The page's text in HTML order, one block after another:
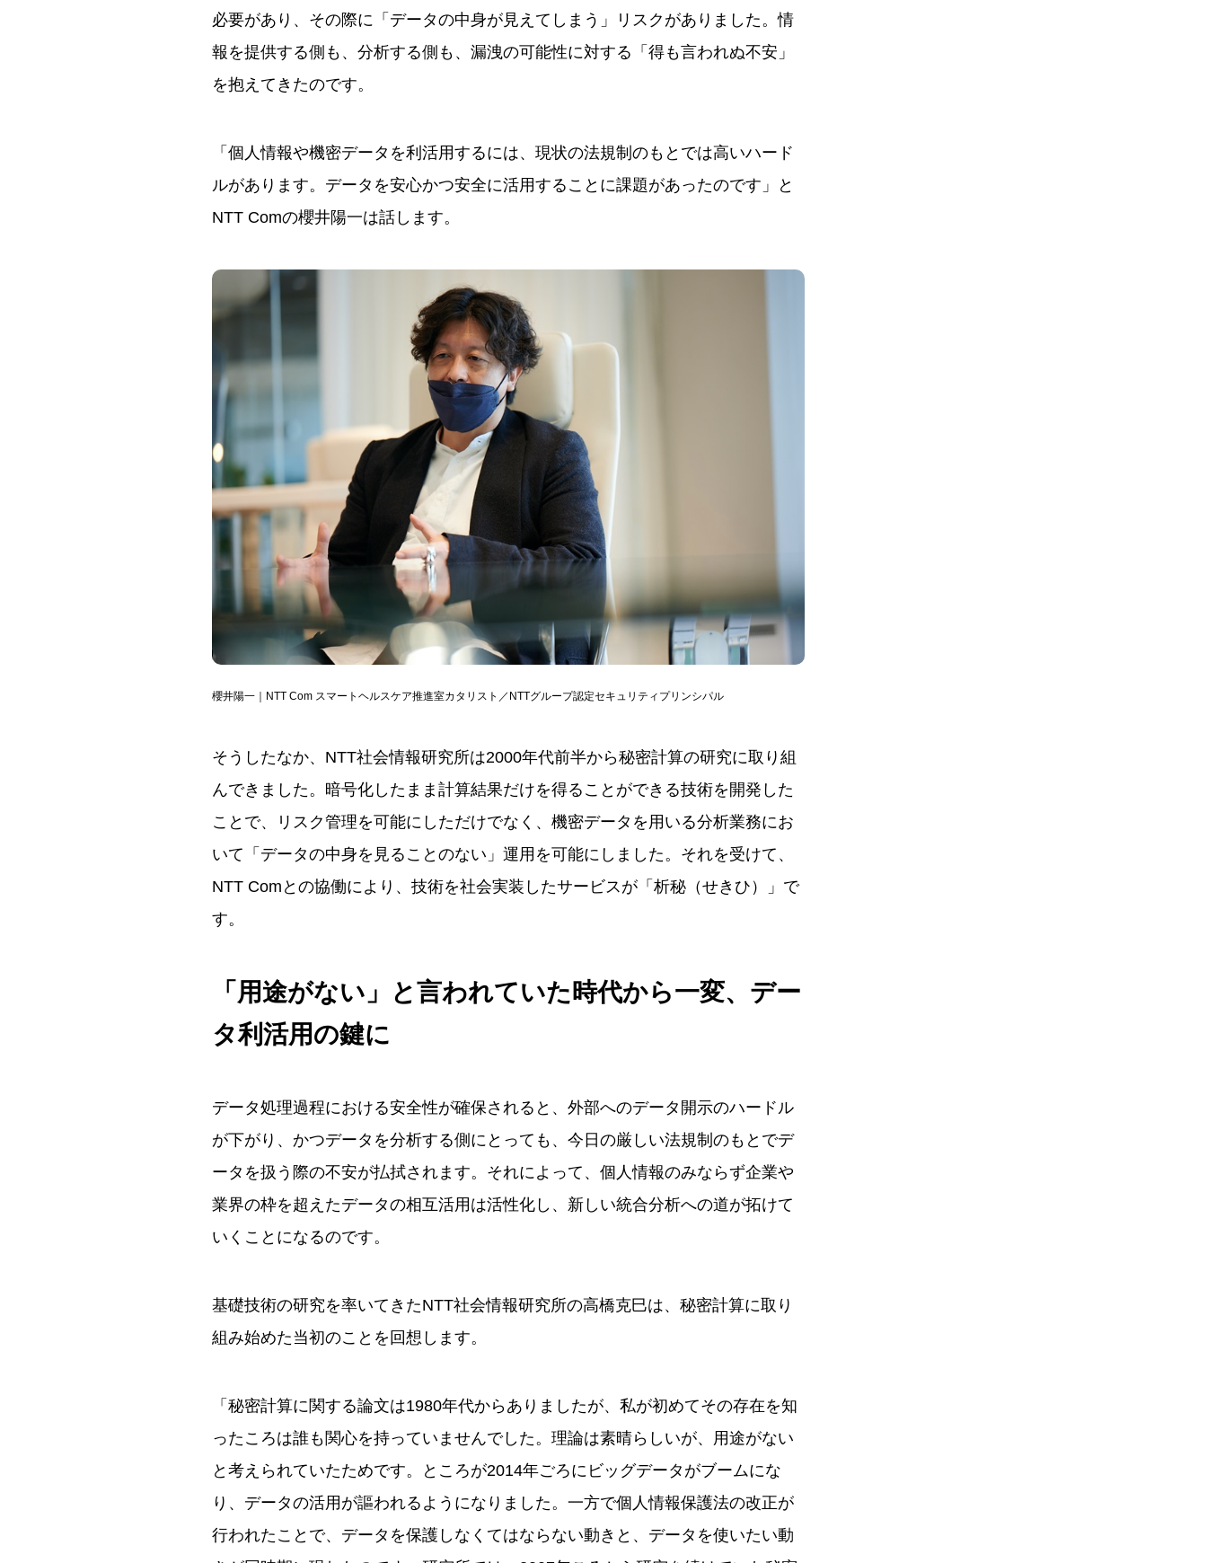
必要があり、その際に「データの中身が見えてしまう」リスクがありました。情
報を提供する側も、分析する側も、漏洩の可能性に対する「得も言われぬ不安」
を抱えてきたのです。
「個人情報や機密データを利活用するには、現状の法規制のもとでは高いハード
ルがあります。データを安心かつ安全に活用することに課題があったのです」と
NTT Comの櫻井陽一は話します。
櫻井陽一｜NTT Com スマートヘルスケア推進室カタリスト／NTTグループ認定セキュリティプリンシパル
そうしたなか、NTT社会情報研究所は2000年代前半から秘密計算の研究に取り組
んできました。暗号化したまま計算結果だけを得ることができる技術を開発した
ことで、リスク管理を可能にしただけでなく、機密データを用いる分析業務にお
いて「データの中身を見ることのない」運用を可能にしました。それを受けて、
NTT Comとの協働により、技術を社会実装したサービスが「析秘（せきひ）」で
す。
「用途がない」と言われていた時代から一変、デー
タ利活用の鍵に
データ処理過程における安全性が確保されると、外部へのデータ開示のハードル
が下がり、かつデータを分析する側にとっても、今日の厳しい法規制のもとでデ
ータを扱う際の不安が払拭されます。それによって、個人情報のみならず企業や
業界の枠を超えたデータの相互活用は活性化し、新しい統合分析への道が拓けて
いくことになるのです。
基礎技術の研究を率いてきたNTT社会情報研究所の高橋克巳は、秘密計算に取り
組み始めた当初のことを回想します。
「秘密計算に関する論文は1980年代からありましたが、私が初めてその存在を知
ったころは誰も関心を持っていませんでした。理論は素晴らしいが、用途がない
と考えられていたためです。ところが2014年ごろにビッグデータがブームにな
り、データの活用が謳われるようになりました。一方で個人情報保護法の改正が
行われたことで、データを保護しなくてはならない動きと、データを使いたい動